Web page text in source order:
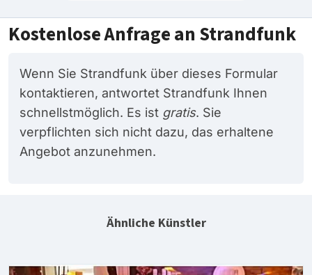
Kostenlose Anfrage an Strandfunk
Wenn Sie Strandfunk über dieses Formular
kontaktieren, antwortet Strandfunk Ihnen
schnellstmöglich. Es ist gratis. Sie
verpflichten sich nicht dazu, das erhaltene
Angebot anzunehmen.
Ähnliche Künstler